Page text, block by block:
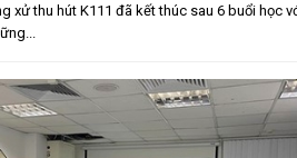
xử thu hút K111 đã kết thúc sau 6 buổi học